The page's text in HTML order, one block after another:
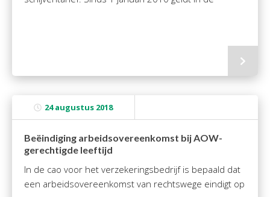
Startersbegeleiding
Belastingadvies Purmerend
Nieuws&informatie
Nieuwsbrief
Nieuwsoverzicht
Handige links
24 augustus 2018
Beëindiging arbeidsovereenkomst bij AOW-
gerechtigde leeftijd
In de cao voor het verzekeringsbedrijf is bepaald dat
een arbeidsovereenkomst van rechtswege eindigt op